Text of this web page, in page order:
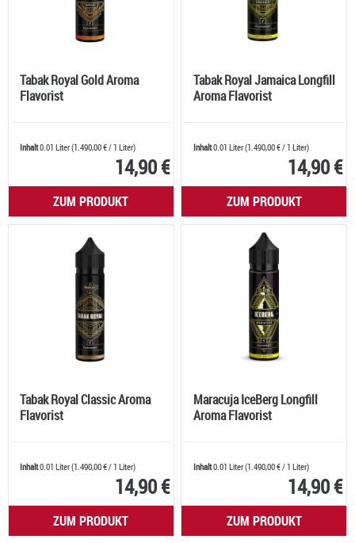
Tabak Royal Gold Aroma
Flavorist
Inhalt0.01 Liter(1.490,00 €/ 1 Liter)
14,90 €
ZUM PRODUKT
Tabak Royal Jamaica Longfill
Aroma Flavorist
Inhalt0.01 Liter(1.490,00 €/ 1 Liter)
14,90 €
ZUM PRODUKT
Tabak Royal Classic Aroma
Flavorist
Inhalt0.01 Liter(1.490,00 €/ 1 Liter)
14,90 €
ZUM PRODUKT
Maracuja IceBerg Longfill
Aroma Flavorist
Inhalt0.01 Liter(1.490,00 €/ 1 Liter)
14,90 €
ZUM PRODUKT